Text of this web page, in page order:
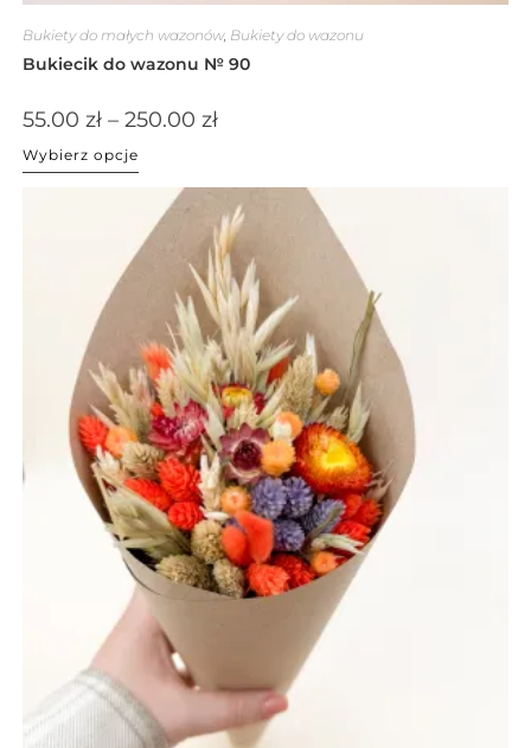
Bukiety do małych wazonów, Bukiety do wazonu
Bukiecik do wazonu № 90
55.00 zł – 250.00 zł
Wybierz opcje